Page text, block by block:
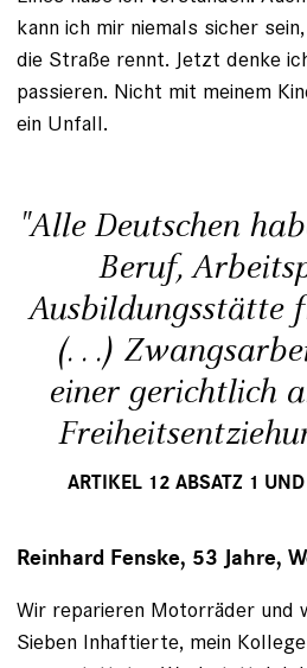
kann ich mir niemals sicher
die Straße rennt. Jetzt denke
passieren. Nicht mit meinem
ein Unfall.
"Alle Deutschen
Beruf,
Ausbildungs­stätte
(. . .)
einer gerichtlich
ARTIKEL 12 ABSATZ 1
Reinhard Fenske, 53 Jahre,
Wir reparieren Motorräder und
Sieben Inhaftierte, mein